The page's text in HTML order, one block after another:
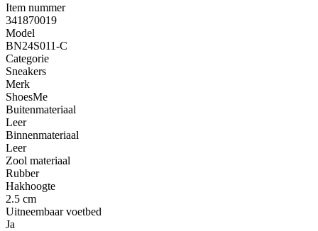
Item nummer
341870019
Model
BN24S011-C
Categorie
Sneakers
Merk
ShoesMe
Buitenmateriaal
Leer
Binnenmateriaal
Leer
Zool materiaal
Rubber
Hakhoogte
2.5 cm
Uitneembaar voetbed
Ja